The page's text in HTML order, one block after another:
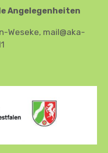
Angelegenheiten
Weseke, mail@aka-